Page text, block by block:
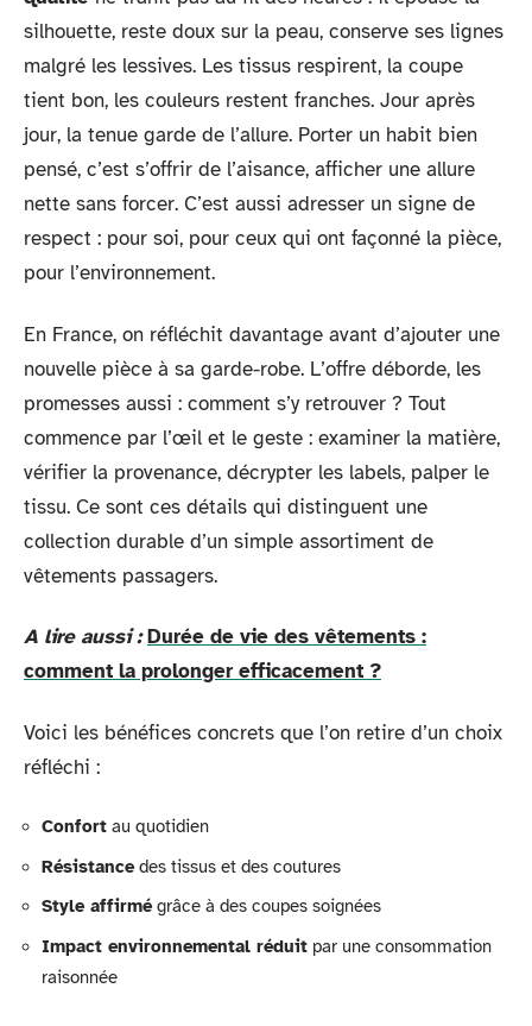
silhouette, reste doux sur la peau, conserve ses lignes
malgré les lessives. Les tissus respirent, la coupe
tient bon, les couleurs restent franches. Jour après
jour, la tenue garde de l’allure. Porter un habit bien
pensé, c’est s’offrir de l’aisance, afficher une allure
nette sans forcer. C’est aussi adresser un signe de
respect : pour soi, pour ceux qui ont façonné la pièce,
pour l’environnement.
En France, on réfléchit davantage avant d’ajouter une
nouvelle pièce à sa garde-robe. L’offre déborde, les
promesses aussi : comment s’y retrouver ? Tout
commence par l’œil et le geste : examiner la matière,
vérifier la provenance, décrypter les labels, palper le
tissu. Ce sont ces détails qui distinguent une
collection durable d’un simple assortiment de
vêtements passagers.
A lire aussi : Durée de vie des vêtements :
comment la prolonger efficacement ?
Voici les bénéfices concrets que l’on retire d’un choix
réfléchi :
Confort au quotidien
Résistancedes tissus et des coutures
Style affirmégrâce à des coupes soignées
Impact environnemental réduit par une consommation
raisonnée